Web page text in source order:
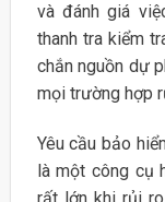
và đánh giá
thanh tra kiểm
chắn nguồn dự
mọi trường hợp
Yêu cầu bảo
là một công cụ